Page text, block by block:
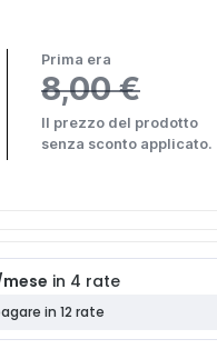
Prima era
8,00 €
Il prezzo del prodotto
senza sconto applicato.